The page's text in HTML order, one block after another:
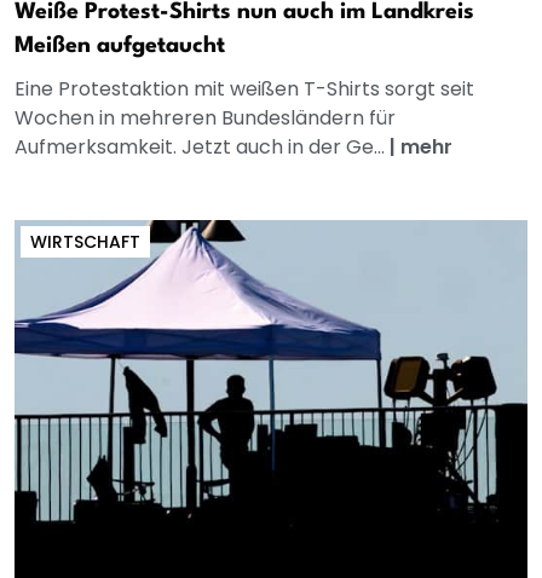
Weiße Protest-Shirts nun auch im Landkreis
Meißen aufgetaucht
Eine Protestaktion mit weißen T-Shirts sorgt seit
Wochen in mehreren Bundesländern für
Aufmerksamkeit. Jetzt auch in der Ge... | mehr
WIRTSCHAFT